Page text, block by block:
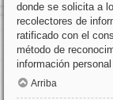
donde se solicita a
recolectores de
ratificado con el
método de
información
Arriba